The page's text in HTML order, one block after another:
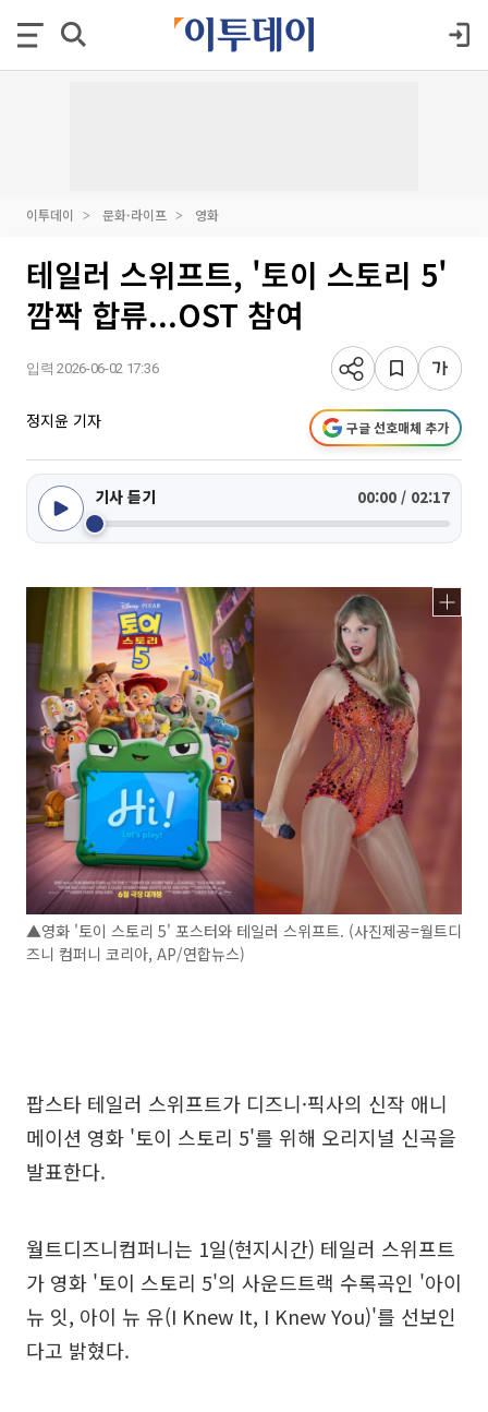
이투데이 문화·라이프 영화
테일러 스위프트, '토이 스토리 5'
깜짝 합류...OST 참여
입력 2026-06-02 17:36
정지윤 기자 구글 선호매체 추가
기사 듣기 00:00 / 02:17
▲영화 '토이 스토리 5' 포스터와 테일러 스위프트. (사진제공=월트디
즈니 컴퍼니 코리아, AP/연합뉴스)
팝스타 테일러 스위프트가 디즈니·픽사의 신작 애니
메이션 영화 '토이 스토리 5'를 위해 오리지널 신곡을
발표한다.
월트디즈니컴퍼니는 1일(현지시간) 테일러 스위프트
가 영화 '토이 스토리 5'의 사운드트랙 수록곡인 '아이
뉴 잇, 아이 뉴 유(I Knew It, I Knew You)'를 선보인
다고 밝혔다.